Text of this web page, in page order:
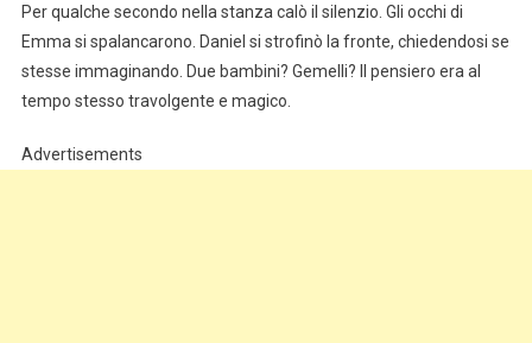
Per qualche secondo nella stanza calò il silenzio. Gli occhi di
Emma si spalancarono. Daniel si strofinò la fronte, chiedendosi se
stesse immaginando. Due bambini? Gemelli? Il pensiero era al
tempo stesso travolgente e magico.
Advertisements